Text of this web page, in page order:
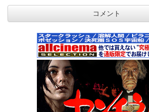
コメント